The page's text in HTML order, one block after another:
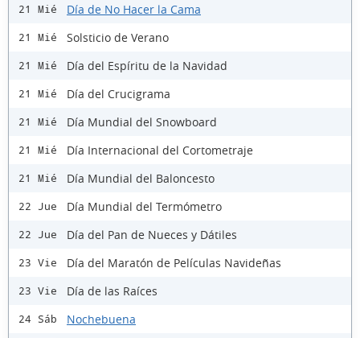
21 Mié Día de No Hacer la Cama
21 Mié Solsticio de Verano
21 Mié Día del Espíritu de la Navidad
21 Mié Día del Crucigrama
21 Mié Día Mundial del Snowboard
21 Mié Día Internacional del Cortometraje
21 Mié Día Mundial del Baloncesto
22 Jue Día Mundial del Termómetro
22 Jue Día del Pan de Nueces y Dátiles
23 Vie Día del Maratón de Películas Navideñas
23 Vie Día de las Raíces
24 Sáb Nochebuena